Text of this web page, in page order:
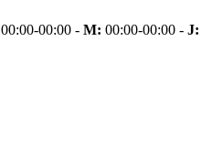
00:00-00:00 - M: 00:00-00:00 - J: